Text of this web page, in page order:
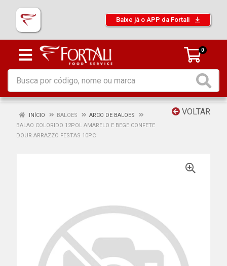
Baixe já o APP da Fortali
0
VOLTAR
INÍCIO BALOES
ARCO DE BALOES
BALAO COLORIDO 12POL AMARELO E BEGE CONFETE
DOUR ARRAZZO FESTAS 10PC